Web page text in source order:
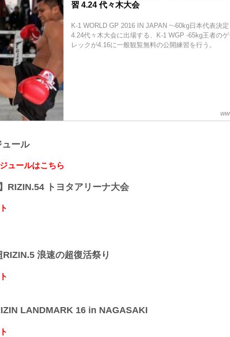
習 4.24 代々木大会
K-1 WORLD GP 2016 IN JAPAN ~-60kg日本代表決
4.24代々木大会に出場する、K-1 WGP -65kg王者の
レックが4.16に一般観覧無料の公開練習を行う。
ール
ュールはこちら
RIZIN.54 トヨタアリーナ大会
RIZIN.5 浪速の超復活祭り
LANDMARK 16 in NAGASAKI